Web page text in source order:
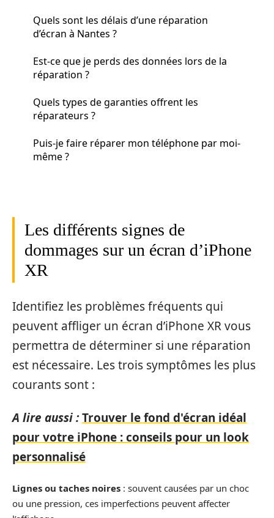
Quels sont les délais d’une réparation
d’écran à Nantes ?
Est-ce que je perds des données lors de la
réparation ?
Quels types de garanties offrent les
réparateurs ?
Puis-je faire réparer mon téléphone par moi-
même ?
Les différents signes de
dommages sur un écran d’iPhone
XR
Identifiez les problèmes fréquents qui
peuvent affliger un écran d’iPhone XR vous
permettra de déterminer si une réparation
est nécessaire. Les trois symptômes les plus
courants sont :
A lire aussi :Trouver le fond d'écran idéal
pour votre iPhone : conseils pour un look
personnalisé
Lignes ou taches noires : souvent causées par un choc
ou une pression, ces imperfections peuvent affecter